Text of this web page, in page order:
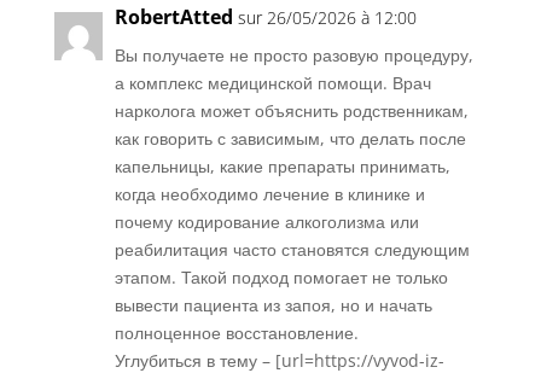
RobertAtted sur 26/05/2026 à 12:00
Вы получаете не просто разовую процедуру,
а комплекс медицинской помощи. Врач
нарколога может объяснить родственникам,
как говорить с зависимым, что делать после
капельницы, какие препараты принимать,
когда необходимо лечение в клинике и
почему кодирование алкоголизма или
реабилитация часто становятся следующим
этапом. Такой подход помогает не только
вывести пациента из запоя, но и начать
полноценное восстановление.
Углубиться в тему – [url=https://vyvod-iz-